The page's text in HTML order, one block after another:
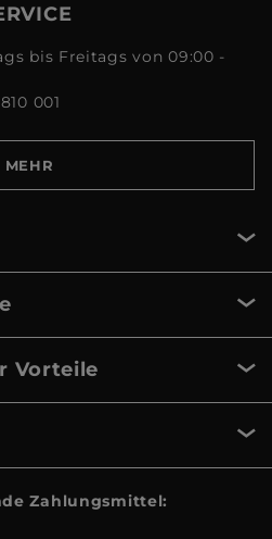
bis Freitags von 09:00 -
001
MEHR
Vorteile
Zahlungsmittel: